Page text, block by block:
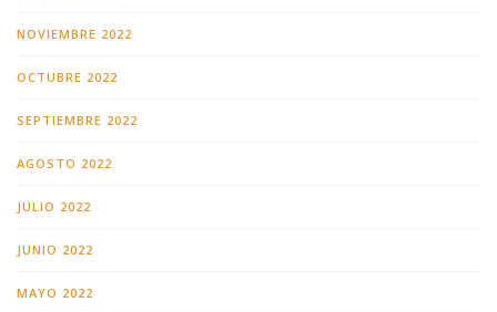
NOVIEMBRE 2022
OCTUBRE 2022
SEPTIEMBRE 2022
AGOSTO 2022
JULIO 2022
JUNIO 2022
MAYO 2022